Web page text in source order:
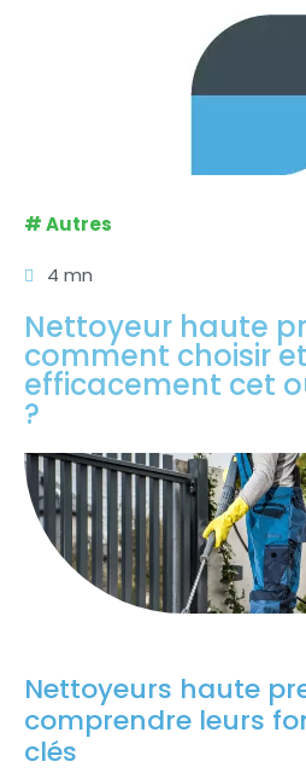
#Autres
4 mn
Nettoyeur haute
comment choisir
efficacement cet
?
Nettoyeurs haute
comprendre leurs
clés